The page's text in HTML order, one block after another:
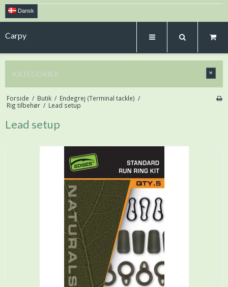
Dansk
Carpy
KATEGORIER
Forside / Butik / Endegrej (Terminal tackle) /
Rig tilbehør / Lead setup
Lead setup